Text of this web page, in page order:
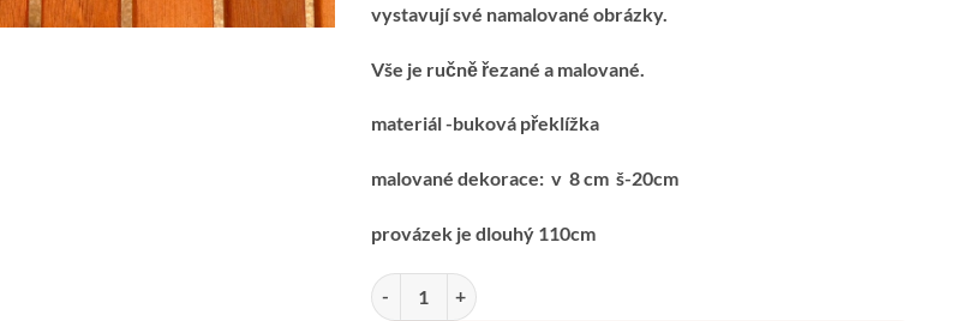
vystavují své namalované obrázky.
Vše je ručně řezané a malované.
materiál -buková překlížka
malované dekorace: v 8 cm š-20cm
provázek je dlouhý 110cm
PROVÁZKOVÁ NÁSTĚNKA-RYBIČKY množství